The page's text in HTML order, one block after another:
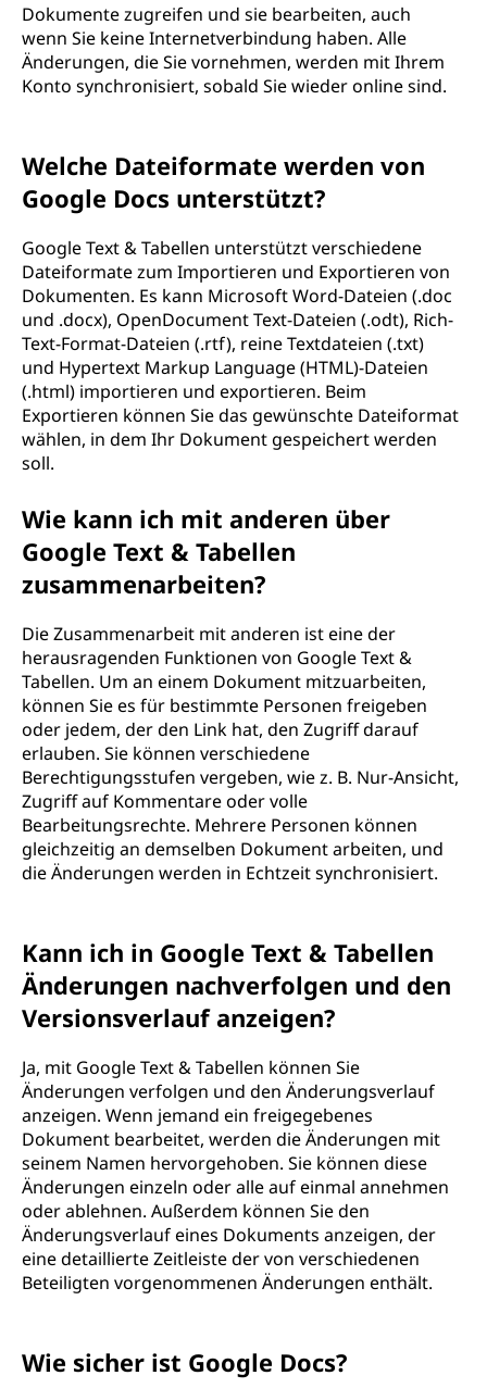
Dokumente zugreifen und sie bearbeiten, auch
wenn Sie keine Internetverbindung haben. Alle
Änderungen, die Sie vornehmen, werden mit Ihrem
Konto synchronisiert, sobald Sie wieder online sind.
Welche Dateiformate werden von
Google Docs unterstützt?
Google Text & Tabellen unterstützt verschiedene
Dateiformate zum Importieren und Exportieren von
Dokumenten. Es kann Microsoft Word-Dateien (.doc
und .docx), OpenDocument Text-Dateien (.odt), Rich-
Text-Format-Dateien (.rtf), reine Textdateien (.txt)
und Hypertext Markup Language (HTML)-Dateien
(.html) importieren und exportieren. Beim
Exportieren können Sie das gewünschte Dateiformat
wählen, in dem Ihr Dokument gespeichert werden
soll.
Wie kann ich mit anderen über
Google Text & Tabellen
zusammenarbeiten?
Die Zusammenarbeit mit anderen ist eine der
herausragenden Funktionen von Google Text &
Tabellen. Um an einem Dokument mitzuarbeiten,
können Sie es für bestimmte Personen freigeben
oder jedem, der den Link hat, den Zugriff darauf
erlauben. Sie können verschiedene
Berechtigungsstufen vergeben, wie z. B. Nur-Ansicht,
Zugriff auf Kommentare oder volle
Bearbeitungsrechte. Mehrere Personen können
gleichzeitig an demselben Dokument arbeiten, und
die Änderungen werden in Echtzeit synchronisiert.
Kann ich in Google Text & Tabellen
Änderungen nachverfolgen und den
Versionsverlauf anzeigen?
Ja, mit Google Text & Tabellen können Sie
Änderungen verfolgen und den Änderungsverlauf
anzeigen. Wenn jemand ein freigegebenes
Dokument bearbeitet, werden die Änderungen mit
seinem Namen hervorgehoben. Sie können diese
Änderungen einzeln oder alle auf einmal annehmen
oder ablehnen. Außerdem können Sie den
Änderungsverlauf eines Dokuments anzeigen, der
eine detaillierte Zeitleiste der von verschiedenen
Beteiligten vorgenommenen Änderungen enthält.
Wie sicher ist Google Docs?